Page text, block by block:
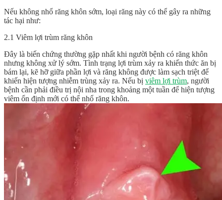
Nếu không nhổ răng khôn sớm, loại răng này có thể gây ra những
tác hại như:
2.1 Viêm lợi trùm răng khôn
Đây là biến chứng thường gặp nhất khi người bệnh có răng khôn
nhưng không xử lý sớm. Tình trạng lợi trùm xảy ra khiến thức ăn bị
bám lại, kẽ hỡ giữa phần lợi và răng không được làm sạch triệt để
khiến hiện tượng nhiễm trùng xảy ra. Nếu bị viêm lợi trùm, người
bệnh cần phải điều trị nội nha trong khoảng một tuần để hiện tượng
viêm ổn định mới có thể nhổ răng khôn.